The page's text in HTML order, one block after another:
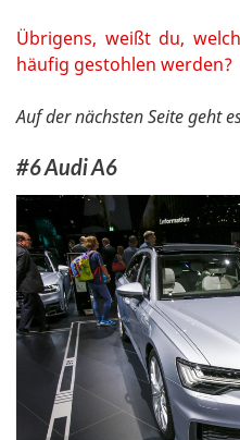
Übrigens, weißt du,
häufig gestohlen werden?
Auf der nächsten Seite geht
#6 Audi A6